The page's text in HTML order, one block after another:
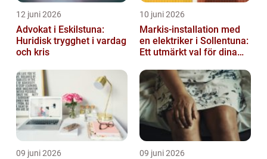
12 juni 2026
Advokat i Eskilstuna:
Huridisk trygghet i vardag
och kris
10 juni 2026
Markis-installation med
en elektriker i Sollentuna:
Ett utmärkt val för dina
09 juni 2026 09 juni 2026